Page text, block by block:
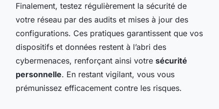
Finalement, testez régulièrement la sécurité de
votre réseau par des audits et mises à jour des
configurations. Ces pratiques garantissent que vos
dispositifs et données restent à l’abri des
cybermenaces, renforçant ainsi votre sécurité
personnelle. En restant vigilant, vous vous
prémunissez efficacement contre les risques.